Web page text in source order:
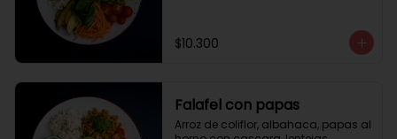
verde, limón.
$10.300
Falafel con papas
Arroz de coliflor, albahaca, papas al